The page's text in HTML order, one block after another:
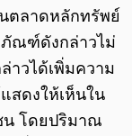
ตลาดหลักทรัพย์
ณฑ์ดังกล่าวไม่
าวได้เพิ่มความ
สดงให้เห็นใน
น โดยปริมาณ